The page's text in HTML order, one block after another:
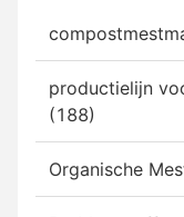
productielijn
(188)
Organische